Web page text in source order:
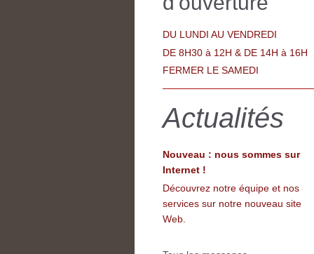
DU LUNDI AU VENDREDI
DE 8H30 à 12H & DE 14H à 16H
FERMER LE SAMEDI
Actualités
Nouveau : nous sommes sur
Internet !
Découvrez notre équipe et nos
services sur notre nouveau site
Web.